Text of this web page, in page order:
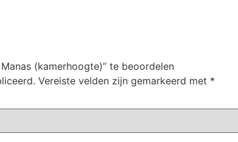
(kamerhoogte)” te beoordelen
Vereiste velden zijn gemarkeerd met *